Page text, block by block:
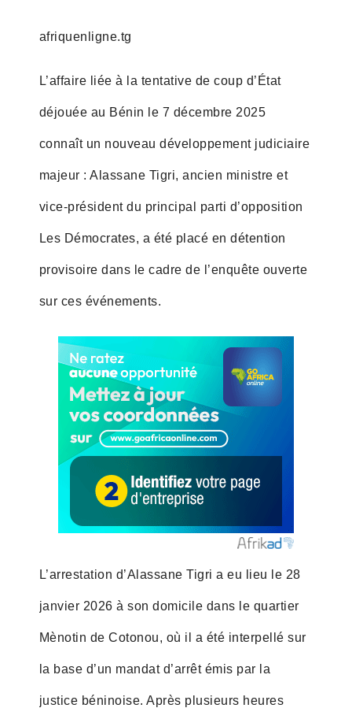
afriquenligne.tg
L’affaire liée à la tentative de coup d’État
déjouée au Bénin le 7 décembre 2025
connaît un nouveau développement judiciaire
majeur : Alassane Tigri, ancien ministre et
vice-président du principal parti d’opposition
Les Démocrates, a été placé en détention
provisoire dans le cadre de l’enquête ouverte
sur ces événements.
L’arrestation d’Alassane Tigri a eu lieu le 28
janvier 2026 à son domicile dans le quartier
Mènotin de Cotonou, où il a été interpellé sur
la base d’un mandat d’arrêt émis par la
justice béninoise. Après plusieurs heures